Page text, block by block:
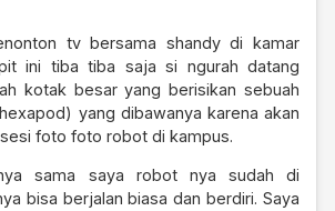
tv bersama shandy di kamar
ini tiba tiba saja si ngurah datang
kotak besar yang berisikan sebuah
yang dibawanya karena akan
foto foto robot di kampus.
sama saya robot nya sudah di
bisa berjalan biasa dan berdiri. Saya